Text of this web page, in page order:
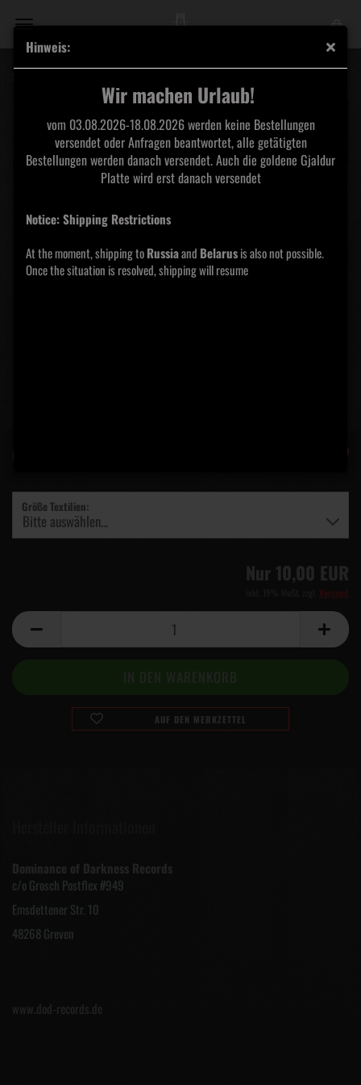
Hinweis:
Wir machen Urlaub!
vom 03.08.2026-18.08.2026 werden keine Bestellungen
versendet oder Anfragen beantwortet, alle getätigten
Bestellungen werden danach versendet. Auch die goldene Gjaldur
Platte wird erst danach versendet
Notice: Shipping Restrictions
At the moment, shipping toRussiaand Belarusis also not possible.
Once the situation is resolved, shipping will resume
Größe Textilien:
Nur 10,00 EUR
Versand
AUF DEN MERKZETTEL
Dominance of Darkness Records
c/o Grosch Postflex #949
Emsdettener Str. 10
48268 Greven
www.dod-records.de